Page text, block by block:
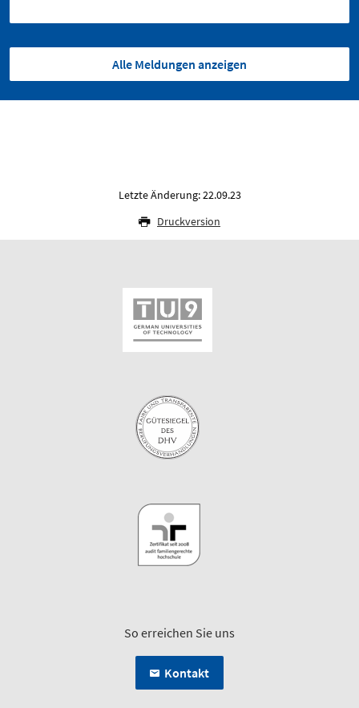
Alle Meldungen anzeigen
Letzte Änderung: 22.09.23
Druckversion
So erreichen Sie uns
Kontakt